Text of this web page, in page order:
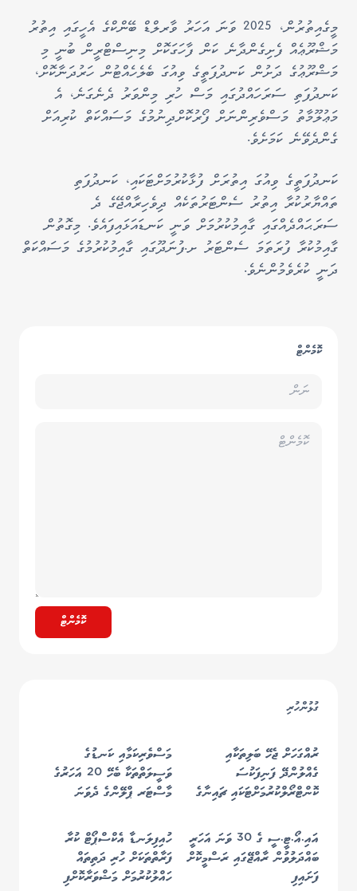
މީގެއިތުރުން، 2025 ވަނަ އަހަރު ވާރލްޑް ބޭންކްގެ އެހީގައި އިތުރު
މަޝްރޫޢެއް ފެށިގެންދާނެ ކަން ފާހަގަކޮށް މިނިސްޓްރީން ބުނީ މި
މަޝްރޫޢުގެ ދަށުން ކަނދުފަތީގެ ވިއުގަ ބެލެހެއްޓުން ހަރުދަނާކޮށް،
ކަނދުފަތި ސަރަހައްދުގައި މަސް ހުރި މިންވަރު ދެނެގަނެ، އެ
މަޢުލޫމާތު މަސްވެރިންނަށް ފޯރުކޮށްދިނުމުގެ މަސައްކަތް ކުރިއަށް
ގެންދެވޭނެ ކަމަށެވެ.
ކަނދުފަތީގެ ވިއުގަ އިތުރަށް ފުޅާކުރުމަށްޓަކައި، ކަނދުފަތި
ތައްޔާރުކުރާ އިތުރު ސެންޓަރުތަކެއް ދިވެހިރާއްޖޭގެ ދެ
ސަރަޙައްދެއްގައި ގާއިމުކުރުމަށް ވަނީ ކަނޑައަޅައިފައެވެ. މިގޮތުން
ގާއިމުކުރާ ފުރަތަމަ ސެންޓަރު ށ.ފުނަދޫގައި ގާއިމުކުރުމުގެ މަސައްކަތް
ދަނީ ކުރެވެމުންނެވެ.
ކޮމެންޓް
ކޮމެންޓް
ގުޅުންހުރި
ރުއްގަހަށް ޖެހޭ ބަލިތަކާއި
ގެއްލުންދޭ ފަނިފަކުސަ
ކޮންޓްރޯލްކުރުމަށްޓަކައި ޗައިނާގެ
ޚާއްސަ ތަމްރީނެއް!
މަސްވެރިކަމާއި ކަނޑުގެ
ވަސީލަތްތަކާ ބެހޭ 20 އަހަރުގެ
މާސްޓަރ ޕްލޭންގެ ދެވަނަ
ބާއްވައިފި
އައި.އޯ.ޓީ.ސީ ގެ 30 ވަނަ އަހަރީ
ބައްދަލުވުން ރާއްޖޭގައި ރަސްމީކޮށް
ފަށައިފި
ހުއިފިލަނޑާ އެކްސްޕޯޓް ކުރާ
ފަރާތްތަކަށް ހުރި ދަތިތައް
ހައްލުކުރުމަށް މަޝްވަރާކޮށްފި